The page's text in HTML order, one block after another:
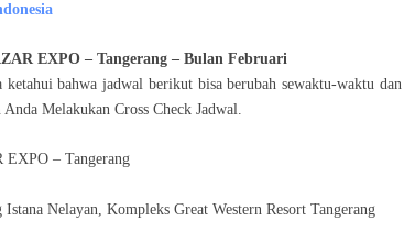
EXPO – Tangerang – Bulan Februari
ketahui bahwa jadwal berikut bisa berubah sewaktu-waktu dan
Melakukan Cross Check Jadwal.
– Tangerang
Nelayan, Kompleks Great Western Resort Tangerang